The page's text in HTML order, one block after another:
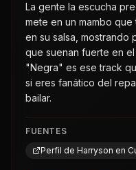
La gente la escucha
mete en un mambo que
en su salsa, mostrando
que suenan fuerte en
"Negra" es ese track
si eres fanático del
bailar.
FUENTES
Perfil de Harryson en